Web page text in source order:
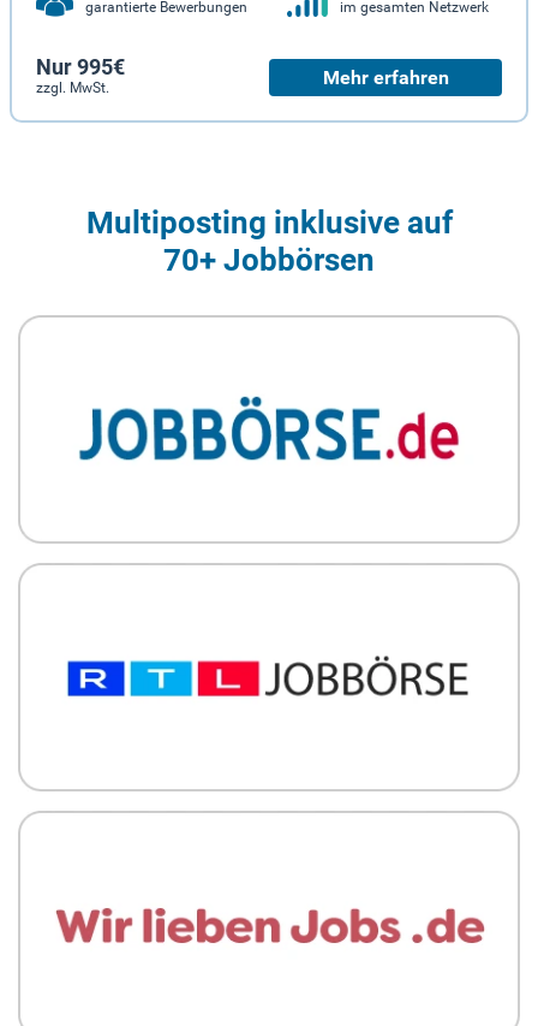
garantierte Bewerbungen
im gesamten Netzwerk
Nur 995€
zzgl. MwSt. Mehr erfahren
Multiposting inklusive auf
70+ Jobbörsen